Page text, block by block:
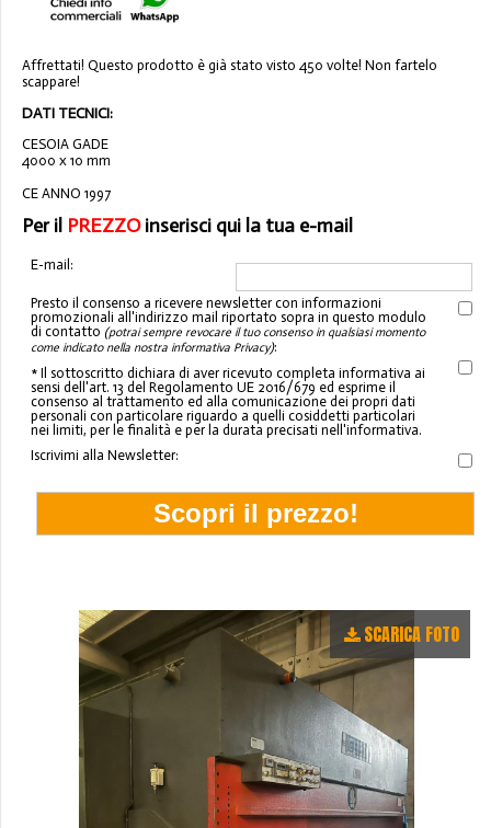
Affrettati! Questo prodotto è già stato visto 450 volte! Non fartelo
scappare!
DATI TECNICI:
CESOIA GADE
4000 x 10 mm
CE ANNO 1997
Per il PREZZOinserisci qui la tua e-mail
E-mail:
Presto il consenso a ricevere newsletter con informazioni
promozionali all'indirizzo mail riportato sopra in questo modulo
di contatto (potrai sempre revocare il tuo consenso in qualsiasi momento
come indicato nella nostra informativa Privacy):
* Il sottoscritto dichiara di aver ricevuto completa informativa ai
sensi dell'art. 13 del Regolamento UE 2016/679 ed esprime il
consenso al trattamento ed alla comunicazione dei propri dati
personali con particolare riguardo a quelli cosiddetti particolari
nei limiti, per le finalità e per la durata precisati nell'informativa.
Iscrivimi alla Newsletter:
SCARICA FOTO